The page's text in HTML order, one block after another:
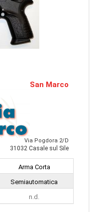
San Marco
Via Pogdora 2/D
31032 Casale sul Sile
Arma Corta
Semiautomatica
n.d.